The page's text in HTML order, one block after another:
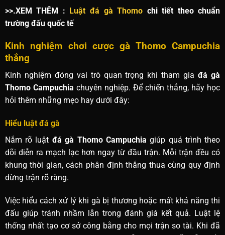
>>.XEM THÊM : Luật đá gà Thomo chi tiết theo chuẩn
trường đấu quốc tế
Kinh nghiệm chơi cược gà Thomo Campuchia
thắng
Kinh nghiệm đóng vai trò quan trọng khi tham giađá gà
Thomo Campuchia chuyên nghiệp. Để chiến thắng, hãy học
hỏi thêm những mẹo hay dưới đây:
Hiểu luật đá gà
Nắm rõ luật đá gà Thomo Campuchia giúp quá trình theo
dõi diễn ra mạch lạc hơn ngay từ đầu trận. Mỗi trận đều có
khung thời gian, cách phân định thắng thua cùng quy định
dừng trận rõ ràng.
Việc hiểu cách xử lý khi gà bị thương hoặc mất khả năng thi
đấu giúp tránh nhầm lẫn trong đánh giá kết quả. Luật lệ
thống nhất tạo cơ sở công bằng cho mọi trận so tài. Khi đã